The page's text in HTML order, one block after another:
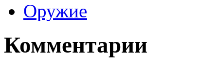
Оружие
Комментарии